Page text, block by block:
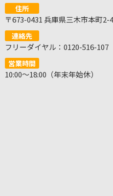
住所
〒673-0431 兵庫県三木市本町
連絡先
フリーダイヤル：0120-516-107
営業時間
10:00～18:00（年末年始休）